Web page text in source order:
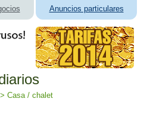
Anuncios particulares
Casa / chalet